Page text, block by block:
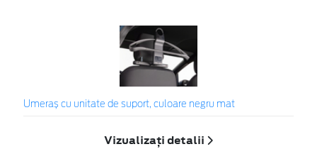
Umeraș cu unitate de suport, culoare negru mat
Vizualizați detalii